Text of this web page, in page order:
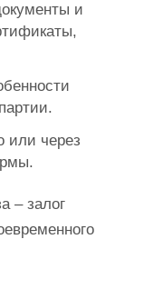
и
или через
– залог